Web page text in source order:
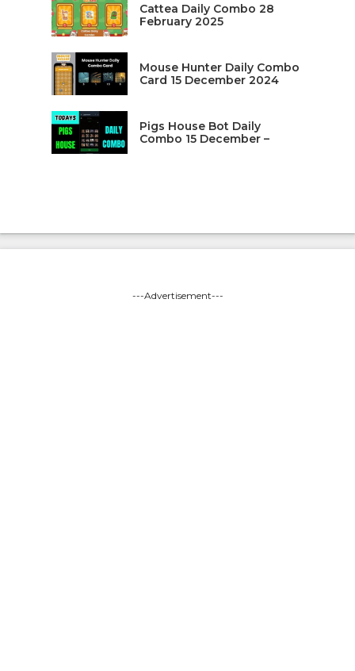
Cattea Daily Combo 28
February 2025
Mouse Hunter Daily Combo
Card 15 December 2024
Pigs House Bot Daily
Combo 15 December –
---Advertisement---